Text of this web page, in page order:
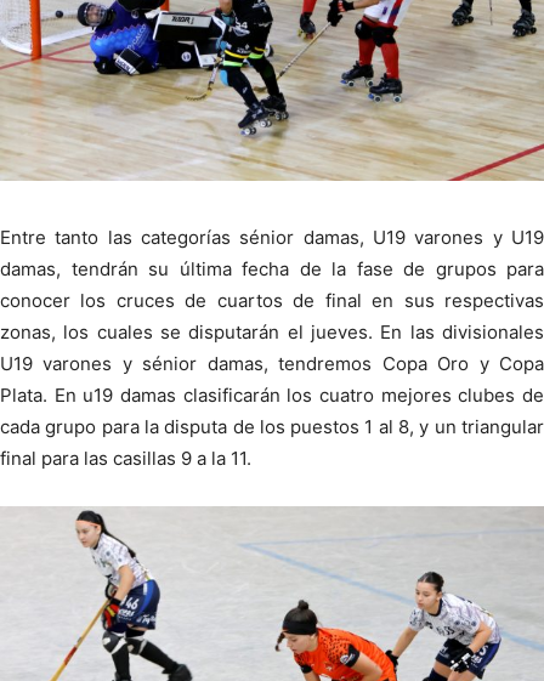
Entre tanto las categorías sénior damas, U19 varones y U19
damas, tendrán su última fecha de la fase de grupos para
conocer los cruces de cuartos de final en sus respectivas
zonas, los cuales se disputarán el jueves. En las divisionales
U19 varones y sénior damas, tendremos Copa Oro y Copa
Plata. En u19 damas clasificarán los cuatro mejores clubes de
cada grupo para la disputa de los puestos 1 al 8, y un triangular
final para las casillas 9 a la 11.